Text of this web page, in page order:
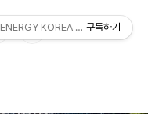
ENERGY KOREA With DAESUNG
구독하기